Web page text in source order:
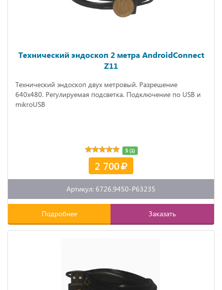
Технический эндоскоп 2 метра AndroidConnect
Z11
Технический эндоскоп двух метровый. Разрешение
640х480. Регулируемая подсветка. Подключение по USB и
mikroUSB
5 (1)
2 700
Артикул: 6726.9450-P63235
Подробнее Заказать